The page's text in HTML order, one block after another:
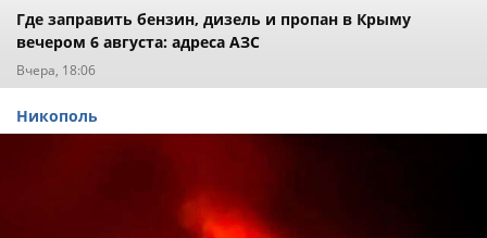
Где заправить бензин, дизель и пропан в Крыму
вечером 6 августа: адреса АЗС
Вчера, 18:06
Никополь